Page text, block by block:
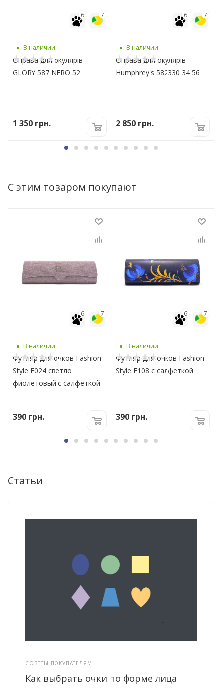
7
6
В наличии
Оправа для окулярів
GLORY 587 NERO 52
1 350 грн.
7
6
В наличии
Оправа для окулярів
Humphrey's 582330 34 56
2 850 грн.
С этим товаром покупают
7
6
В наличии
Футляр для очков Fashion
Style F024 светло
фиолетовый с салфеткой
390 грн.
7
6
В наличии
Футляр для очков Fashion
Style F108 с салфеткой
390 грн.
Статьи
СОВЕТЫ ПОКУПАТЕЛЯМ
Как выбрать очки по форме лица